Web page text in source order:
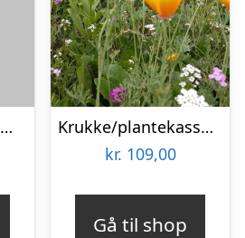
Sommerfugle-Drøm – Blomsterfrø 30m2
Krukke/plantekasse blomsterblanding – 50 m2
kr. 109,00
Gå til shop